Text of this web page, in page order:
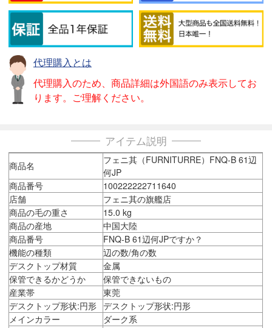
代理購入とは
代理購入のため、商品詳細は外国語のみ表示してお
ります。ご理解ください。
アイテム説明
商品名
フェニ其（FURNITURRE）FNQ-B 61辺
何JP
商品番号
100222222711640
店舗
フェニ其の旗艦店
商品の毛の重さ
15.0 kg
商品の産地
中国大陸
商品番号
FNQ-B 61辺何JPですか？
機能の種類
辺の数/角の数
デスクトップ材質
金属
保管できるかどうか
保管できないもの
産業帯
東莞
デスクトップ形状:円形 デスクトップ形状:円形
メインカラー
ダーク系